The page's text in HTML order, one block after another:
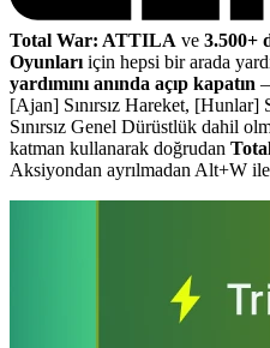
Total War: ATTILA ve 3.500+
Oyunları için hepsi bir arada
yardımını anında açıp kapatın
[Ajan] Sınırsız Hareket, [Hunlar]
Sınırsız Genel Dürüstlük dahil
katman kullanarak doğrudan
Aksiyondan ayrılmadan Alt+W ile